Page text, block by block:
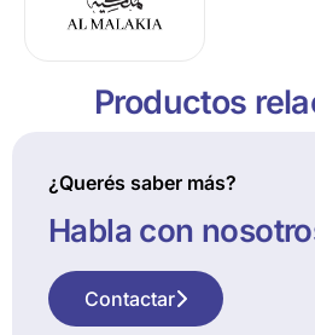
Productos
¿Querés saber más?
Habla con
Contactar